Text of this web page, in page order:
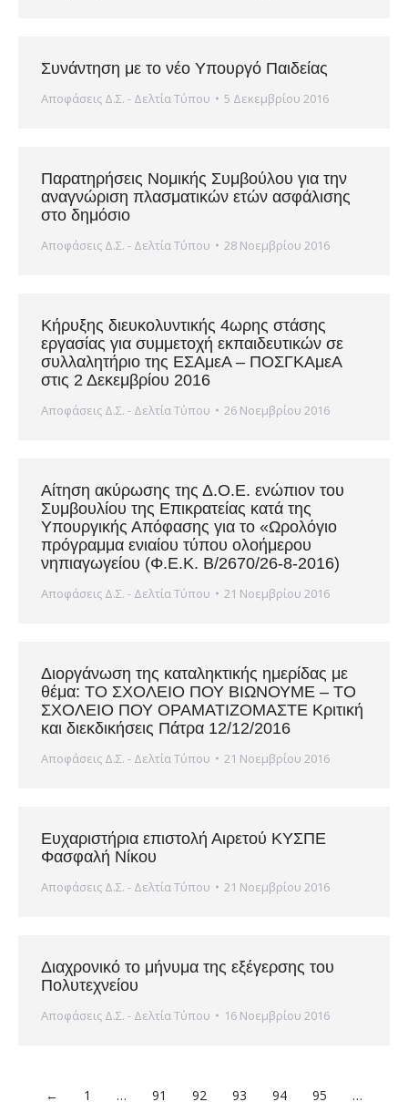
Συνάντηση με το νέο Υπουργό Παιδείας
Αποφάσεις Δ.Σ. - Δελτία Τύπου 5 Δεκεμβρίου 2016
Παρατηρήσεις Νομικής Συμβούλου για την
αναγνώριση πλασματικών ετών ασφάλισης
στο δημόσιο
Αποφάσεις Δ.Σ. - Δελτία Τύπου 28 Νοεμβρίου 2016
Κήρυξης διευκολυντικής 4ωρης στάσης
εργασίας για συμμετοχή εκπαιδευτικών σε
συλλαλητήριο της ΕΣΑμεΑ – ΠΟΣΓΚΑμεΑ
στις 2 Δεκεμβρίου 2016
Αποφάσεις Δ.Σ. - Δελτία Τύπου 26 Νοεμβρίου 2016
Αίτηση ακύρωσης της Δ.Ο.Ε. ενώπιον του
Συμβουλίου της Επικρατείας κατά της
Υπουργικής Απόφασης για το «Ωρολόγιο
πρόγραμμα ενιαίου τύπου ολοήμερου
νηπιαγωγείου (Φ.Ε.Κ. Β/2670/26-8-2016)
Αποφάσεις Δ.Σ. - Δελτία Τύπου 21 Νοεμβρίου 2016
Διοργάνωση της καταληκτικής ημερίδας με
θέμα: ΤΟ ΣΧΟΛΕΙΟ ΠΟΥ ΒΙΩΝΟΥΜΕ – ΤΟ
ΣΧΟΛΕΙΟ ΠΟΥ ΟΡΑΜΑΤΙΖΟΜΑΣΤΕ Κριτική
και διεκδικήσεις Πάτρα 12/12/2016
Αποφάσεις Δ.Σ. - Δελτία Τύπου 21 Νοεμβρίου 2016
Ευχαριστήρια επιστολή Αιρετού ΚΥΣΠΕ
Φασφαλή Νίκου
Αποφάσεις Δ.Σ. - Δελτία Τύπου 21 Νοεμβρίου 2016
Διαχρονικό το μήνυμα της εξέγερσης του
Πολυτεχνείου
Αποφάσεις Δ.Σ. - Δελτία Τύπου 16 Νοεμβρίου 2016
← 1 … 91 92 93 94 95 …